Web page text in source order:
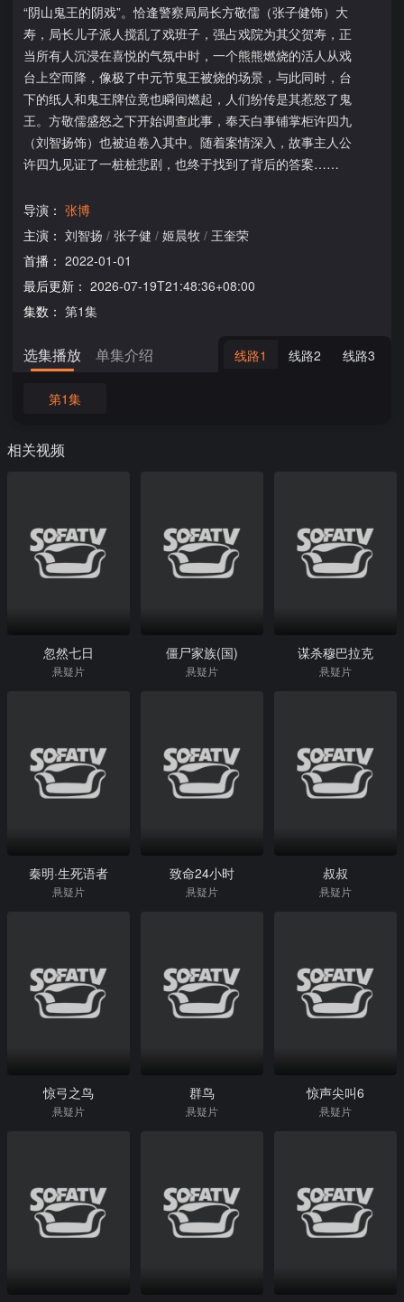
“阴山鬼王的阴戏”。恰逢警察局局长方敬儒（张子健饰）大
寿，局长儿子派人搅乱了戏班子，强占戏院为其父贺寿，正
当所有人沉浸在喜悦的气氛中时，一个熊熊燃烧的活人从戏
台上空而降，像极了中元节鬼王被烧的场景，与此同时，台
下的纸人和鬼王牌位竟也瞬间燃起，人们纷传是其惹怒了鬼
王。方敬儒盛怒之下开始调查此事，奉天白事铺掌柜许四九
（刘智扬饰）也被迫卷入其中。随着案情深入，故事主人公
许四九见证了一桩桩悲剧，也终于找到了背后的答案……
导演： 张博
主演： 刘智扬 / 张子健 / 姬晨牧 / 王奎荣
首播： 2022-01-01
最后更新： 2026-07-19T21:48:36+08:00
集数： 第1集
选集播放 单集介绍 线路1 线路2 线路3
第1集
相关视频
忽然七日
悬疑片
僵尸家族(国)
悬疑片
谋杀穆巴拉克
悬疑片
秦明·生死语者
悬疑片
致命24小时
悬疑片
叔叔
悬疑片
惊弓之鸟
悬疑片
群鸟
悬疑片
惊声尖叫6
悬疑片